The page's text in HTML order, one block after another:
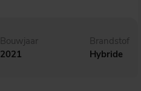
Bouwjaar
2021
Brandstof
Hybride